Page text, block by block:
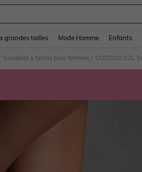
grandes tailles Mode Homme Enfants
Sandales à talons pour femmes /